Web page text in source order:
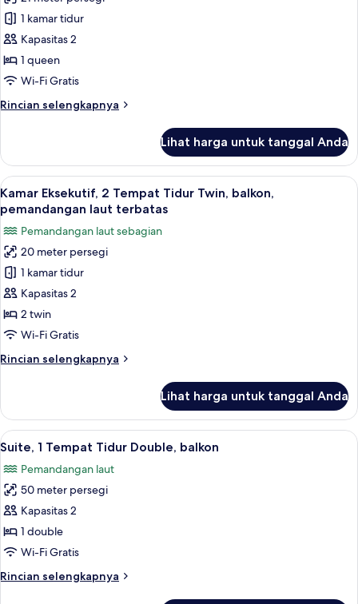
laut
Eksekutif,
1
Tempat
Tidur
balkon,
terbatas
1 kamar tidur
Kapasitas 2
1 queen
Wi-Fi Gratis
Rincian selengkapnya
Rincian
Kamar
Eksekutif,
1
Tempat
Tidur
Queen,
balkon,
pemandangan
laut
terbatas
Lihat harga untuk tanggal Anda
Lihat
semua
foto
untuk
Kamar
Eksekutif,
2
Tempat
Tidur
balkon,
terbatas
Kamar Eksekutif, 2 Tempat Tidur
6
Kamar Eksekutif, 2 Tempat Tidur Twin, balkon,
pemandangan laut terbatas
Pemandangan laut sebagian
20 meter persegi
1 kamar tidur
Kapasitas 2
2 twin
Wi-Fi Gratis
Rincian selengkapnya
Rincian
Kamar
Eksekutif,
2
Tidur
Twin,
pemandangan
laut
terbatas
Lihat harga untuk tanggal Anda
Lihat
semua
foto
untuk
Suite,
1
Tempat
Double,
Suite, 1 Tempat Tidur Double,
7
Suite, 1 Tempat Tidur Double, balkon
Pemandangan laut
50 meter persegi
Kapasitas 2
1 double
Wi-Fi Gratis
Rincian selengkapnya
Rincian